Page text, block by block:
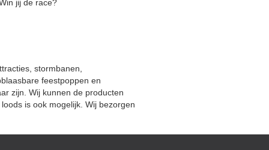
jij de race?
stormbanen,
feestpoppen en
zijn. Wij kunnen de producten
is ook mogelijk. Wij bezorgen